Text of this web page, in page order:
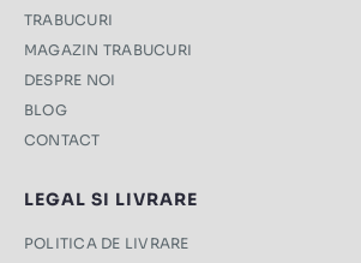
TRABUCURI
MAGAZIN TRABUCURI
DESPRE NOI
BLOG
CONTACT
LEGAL SI LIVRARE
POLITICA DE LIVRARE